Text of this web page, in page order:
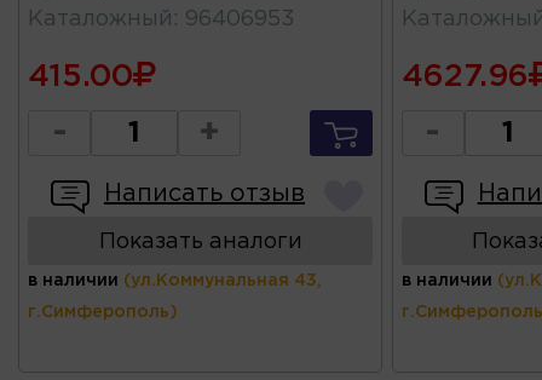
Каталожный : 96406953
415.00
- +
Написать отзыв
Показать аналоги
в наличии (ул.Коммунальная 43,
г.Симферополь)
4627.96
-
в наличии